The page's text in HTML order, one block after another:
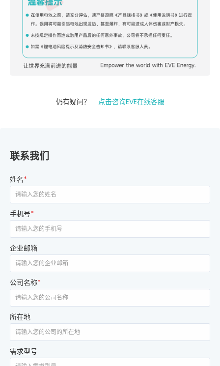
仍有疑问？ 点击咨询EVE在线客服
联系我们
姓名*
手机号*
企业邮箱
公司名称*
所在地
需求型号